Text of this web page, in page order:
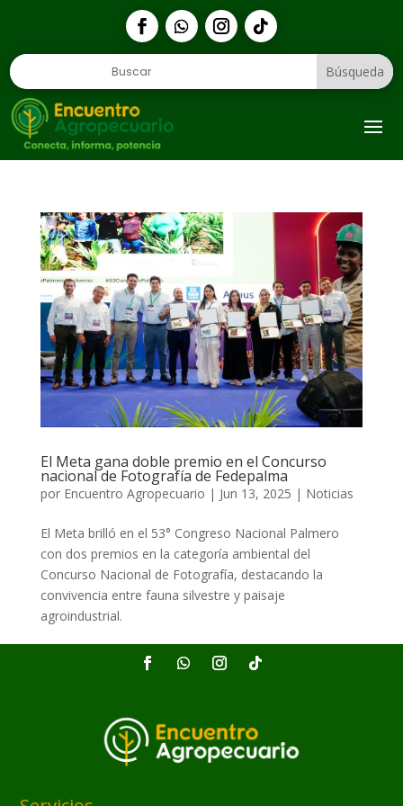
El Meta gana doble premio en el Concurso
nacional de Fotografía de Fedepalma
por Encuentro Agropecuario | Jun 13, 2025 | Noticias
El Meta brilló en el 53° Congreso Nacional Palmero
con dos premios en la categoría ambiental del
Concurso Nacional de Fotografía, destacando la
convivencia entre fauna silvestre y paisaje
agroindustrial.